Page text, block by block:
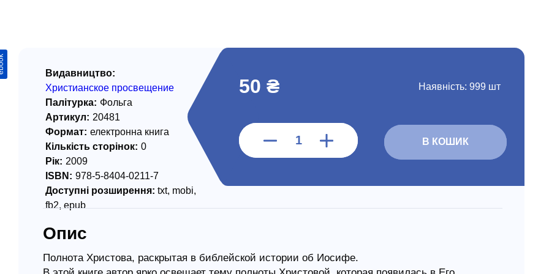
мовами
видання
традиції
Церкви
/ Харчування
50 ₴ Наявність: 999 шт
В КОШИК
Видавництво:
Христианское просвещение
Палітурка: Фольга
Артикул: 20481
Формат: електронна книга
Кількість сторінок: 0
Рік: 2009
ISBN: 978-5-8404-0211-7
Доступні розширення: txt, mobi,
fb2, epub
Опис
Полнота Христова, раскрытая в библейской истории об Иосифе.